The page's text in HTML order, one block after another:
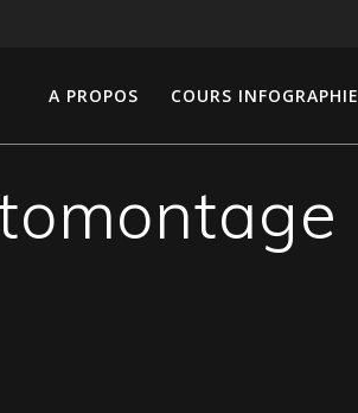
A PROPOS COURS INFOGRAPHIE